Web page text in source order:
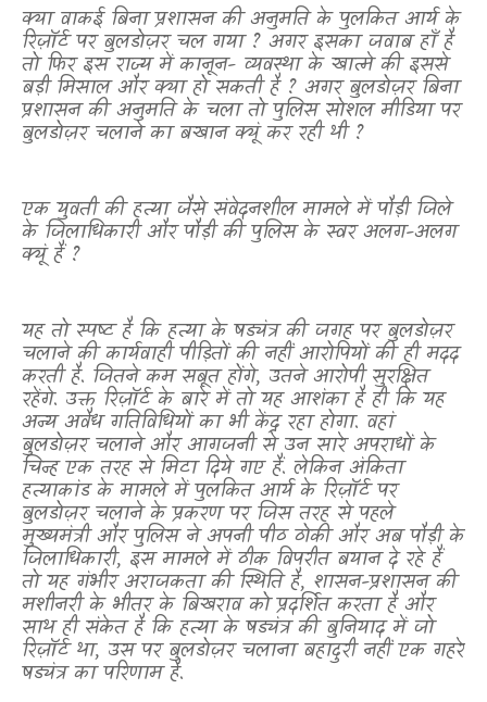
क्या वाकई बिना प्रशासन की अनुमति के पुलकित आर्य के
रिज़ॉर्ट पर बुलडोज़र चल गया ? अगर इसका जवाब हाँ है
तो फिर इस राज्य में कानून- व्यवस्था के खात्मे की इससे
बड़ी मिसाल और क्या हो सकती है ?अगर बुलडोज़र बिना
प्रशासन की अनुमति के चला तो पुलिस सोशल मीडिया पर
बुलडोज़र चलाने का बखान क्यूं कर रही थी ?
एक युवती की हत्या जैसे संवेदनशील मामले में पौड़ी जिले
के जिलाधिकारी और पौड़ी की पुलिस के स्वर अलग-अलग
क्यूं हैं ?
यह तो स्पष्ट है कि हत्या के षड्यंत्र की जगह पर बुलडोज़र
चलाने की कार्यवाही पीड़ितों की नहीं आरोपियों की ही मदद
करती है. जितने कम सबूत होंगे, उतने आरोपी सुरक्षित
रहेंगे. उक्त रिज़ॉर्ट के बारे में तो यह आशंका है ही कि यह
अन्य अवैध गतिविधियों का भी केंद्र रहा होगा. वहां
बुलडोज़र चलाने और आगजनी से उन सारे अपराधों के
चिन्ह एक तरह से मिटा दिये गए हैं. लेकिन अंकिता
हत्याकांड के मामले में पुलकित आर्य के रिज़ॉर्ट पर
बुलडोज़र चलाने के प्रकरण पर जिस तरह से पहले
मुख्यमंत्री और पुलिस ने अपनी पीठ ठोकी और अब पौड़ी के
जिलाधिकारी, इस मामले में ठीक विपरीत बयान दे रहे हैं
तो यह गंभीर अराजकता की स्थिति है,शासन-प्रशासन की
मशीनरी के भीतर के बिखराव को प्रदर्शित करता है और
साथ ही संकेत है कि हत्या के षड्यंत्र की बुनियाद में जो
रिज़ॉर्ट था, उस पर बुलडोज़र चलाना बहादुरी नहीं एक गहरे
षड्यंत्र का परिणाम है.